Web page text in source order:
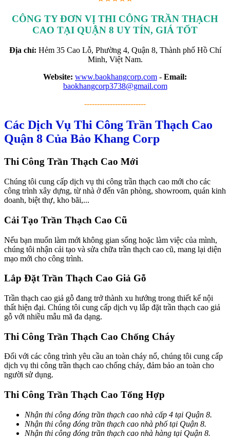
CÔNG TY ĐƠN VỊ THI CÔNG TRẦN THẠCH
CAO TẠI QUẬN 8 UY TÍN, GIÁ TỐT
Địa chỉ: Hẻm 35 Cao Lỗ, Phường 4, Quận 8, Thành phố Hồ Chí
Minh, Việt Nam.
Website: www.baokhangcorp.com - Email:
baokhangcorp3738@gmail.com
------------------------
Các Dịch Vụ Thi Công Trần Thạch Cao
Quận 8 Của Bảo Khang Corp
Thi Công Trần Thạch Cao Mới
Chúng tôi cung cấp dịch vụ thi công trần thạch cao mới cho các
công trình xây dựng, từ nhà ở đến văn phòng, showroom, quán kinh
doanh, biệt thự, kho bãi,...
Cải Tạo Trần Thạch Cao Cũ
Nếu bạn muốn làm mới không gian sống hoặc làm việc của mình,
chúng tôi nhận cải tạo và sửa chữa trần thạch cao cũ, mang lại diện
mạo mới cho công trình.
Lắp Đặt Trần Thạch Cao Giả Gỗ
Trần thạch cao giả gỗ đang trở thành xu hướng trong thiết kế nội
thất hiện đại. Chúng tôi cung cấp dịch vụ lắp đặt trần thạch cao giả
gỗ với nhiều mẫu mã đa dạng.
Thi Công Trần Thạch Cao Chống Cháy
Đối với các công trình yêu cầu an toàn cháy nổ, chúng tôi cung cấp
dịch vụ thi công trần thạch cao chống cháy, đảm bảo an toàn cho
người sử dụng.
Thi Công Trần Thạch Cao Tổng Hợp
Nhận thi công đóng trần thạch cao nhà cấp 4 tại Quận 8.
Nhận thi công đóng trần thạch cao nhà phố tại Quận 8.
Nhận thi công đóng trần thạch cao nhà hàng tại Quận 8.